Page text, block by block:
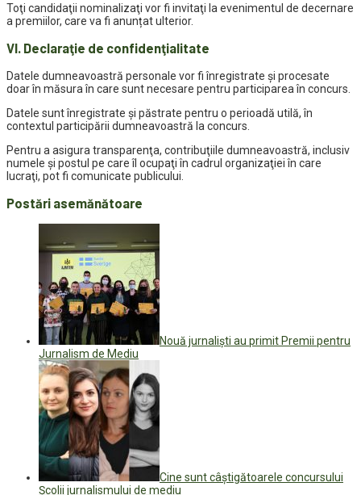
Toţi candidaţii nominalizaţi vor fi invitaţi la evenimentul de decernare
a premiilor, care va fi anunțat ulterior.
VI. Declaraţie de confidenţialitate
Datele dumneavoastră personale vor fi înregistrate şi procesate
doar în măsura în care sunt necesare pentru participarea în concurs.
Datele sunt înregistrate şi păstrate pentru o perioadă utilă, în
contextul participării dumneavoastră la concurs.
Pentru a asigura transparenţa, contribuţiile dumneavoastră, inclusiv
numele şi postul pe care îl ocupaţi în cadrul organizaţiei în care
lucraţi, pot fi comunicate publicului.
Postări asemănătoare
Nouă jurnaliști au primit Premii pentru
Jurnalism de Mediu
Cine sunt câștigătoarele concursului
Școlii jurnalismului de mediu